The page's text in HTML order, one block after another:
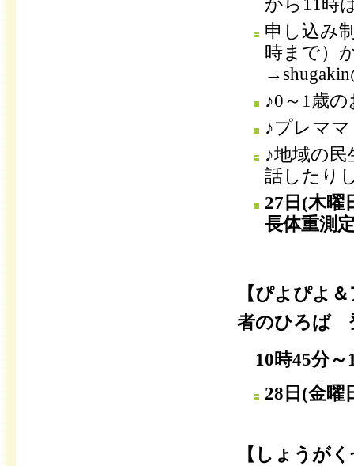
から11時
申し込み
時まで）
♪0～1歳
♪プレマ
♪地域の
話したり
27日(木
長体重測
【ぴよぴよ
者のひろば
10時45分～
28日(金
【しょうが